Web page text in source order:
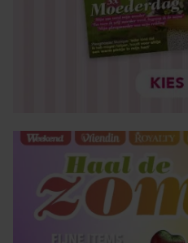
partners kunnen deze
informatie die u aan ze heeft
verzameld op basis van uw
gaat akkoord met onze